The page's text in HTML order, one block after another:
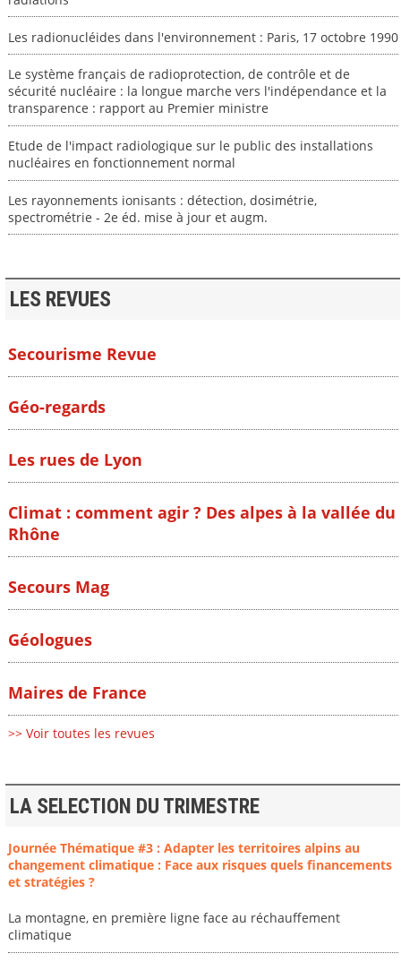
Les radionucléides dans l'environnement : Paris, 17 octobre 1990
Le système français de radioprotection, de contrôle et de
sécurité nucléaire : la longue marche vers l'indépendance et la
transparence : rapport au Premier ministre
Etude de l'impact radiologique sur le public des installations
nucléaires en fonctionnement normal
Les rayonnements ionisants : détection, dosimétrie,
spectrométrie - 2e éd. mise à jour et augm.
LES REVUES
Secourisme Revue
Géo-regards
Les rues de Lyon
Climat : comment agir ? Des alpes à la vallée du
Rhône
Secours Mag
Géologues
Maires de France
>> Voir toutes les revues
LA SELECTION DU TRIMESTRE
Journée Thématique #3 : Adapter les territoires alpins au
changement climatique : Face aux risques quels financements
et stratégies ?
La montagne, en première ligne face au réchauffement
climatique